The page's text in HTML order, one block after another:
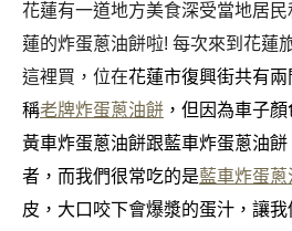
花蓮有一道地方美食深受當地居
蓮的炸蛋蔥油餅啦! 每次來到花蓮
這裡買，位在花蓮市復興街共有
稱老牌炸蛋蔥油餅 ，但因為車子
黃車炸蛋蔥油餅跟藍車炸蛋蔥油
者，而我們很常吃的是藍車炸蛋蔥
皮，大口咬下會爆漿的蛋汁，讓我